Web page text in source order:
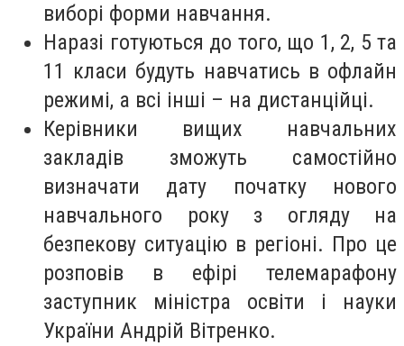
виборі форми навчання.
Наразі готуються до того, що 1, 2, 5 та
11 класи будуть навчатись в офлайн
режимі, а всі інші – на дистанційці.
Керівники вищих навчальних
закладів зможуть самостійно
визначати дату початку нового
навчального року з огляду на
безпекову ситуацію в регіоні. Про це
розповів в ефірі телемарафону
заступник міністра освіти і науки
України Андрій Вітренко.